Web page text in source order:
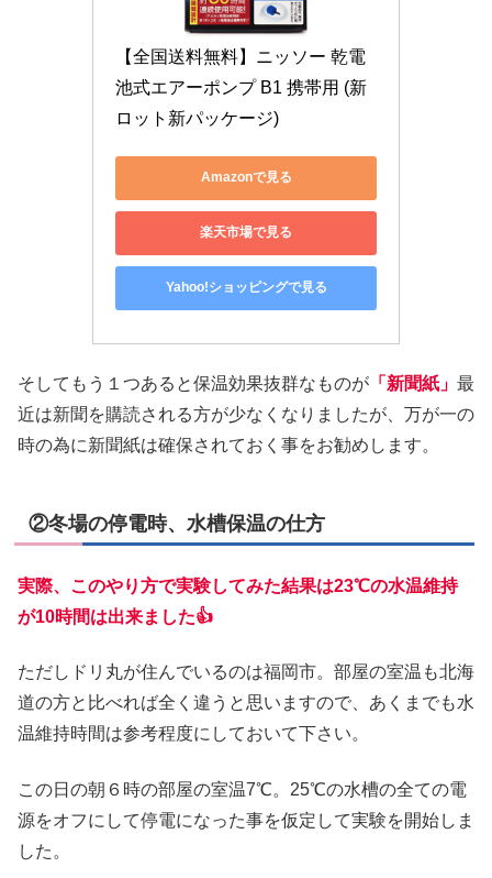
【全国送料無料】ニッソー 乾電
池式エアーポンプ B1 携帯用 (新
ロット新パッケージ)
Amazonで見る
楽天市場で見る
Yahoo!ショッピングで見る
そしてもう１つあると保温効果抜群なものが 「新聞紙」 最
近は新聞を購読される方が少なくなりましたが、万が一の
時の為に新聞紙は確保されておく事をお勧めします。
②冬場の停電時、水槽保温の仕方
実際、このやり方で実験してみた結果は23℃の水温維持
が10時間は出来ました👍
ただしドリ丸が住んでいるのは福岡市。部屋の室温も北海
道の方と比べれば全く違うと思いますので、あくまでも水
温維持時間は参考程度にしておいて下さい。
この日の朝６時の部屋の室温7℃。25℃の水槽の全ての電
源をオフにして停電になった事を仮定して実験を開始しま
した。